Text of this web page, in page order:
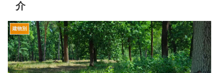
介
建物別